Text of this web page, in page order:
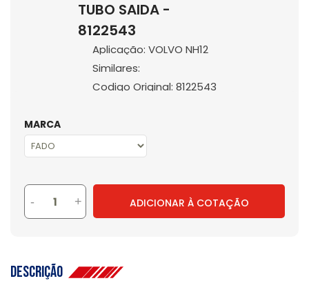
TUBO SAIDA -
8122543
Aplicação: VOLVO NH12
Similares:
Codigo Original: 8122543
MARCA
- + ADICIONAR À COTAÇÃO
Descrição